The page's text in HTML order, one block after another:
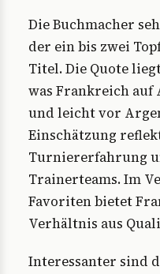
Die Buchmacher
der ein bis zwei
Titel. Die Quote
was Frankreich auf
und leicht vor
Einschätzung
Turniererfahrung
Trainerteams. Im
Favoriten bietet
Verhältnis aus
Interessanter sind